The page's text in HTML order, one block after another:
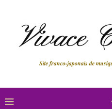
Site franco-japonais de